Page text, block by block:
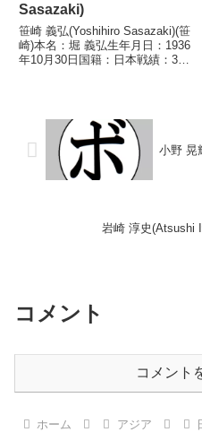
Sasazaki)
笹崎 義弘(Yoshihiro Sasazaki)(笹
崎)本名：堀 義弘生年月日：1936
年10月30日国籍：日本戦績：39
ャンピオンスカ...
小野 晃
岩崎 淳史(Atsushi
コメント
コメント
ホーム アジア